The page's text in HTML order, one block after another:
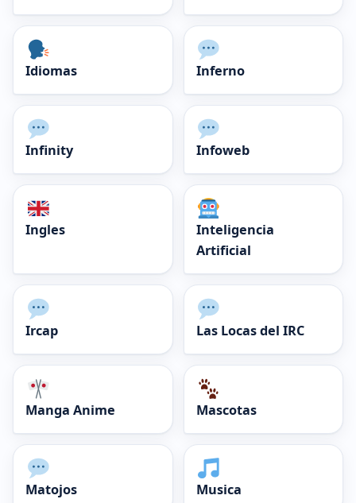
Idiomas Inferno
Infinity Infoweb
Ingles
Inteligencia
Artificial
Ircap Las Locas del IRC
Manga Anime Mascotas
Matojos Musica